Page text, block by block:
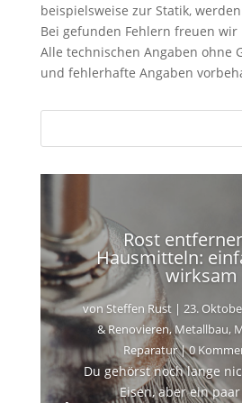
beispielsweise zur Statik,
Bei gefunden Fehlern freuen
Alle technischen Angaben ohne
und fehlerhafte Angaben
Rost
Hausmitteln:
wirksam
vonSteffen Rust| 23.
& Renovieren,Metallbau,
Reparatur| 0
Du gehörst noch lange
Eisen, aber ein